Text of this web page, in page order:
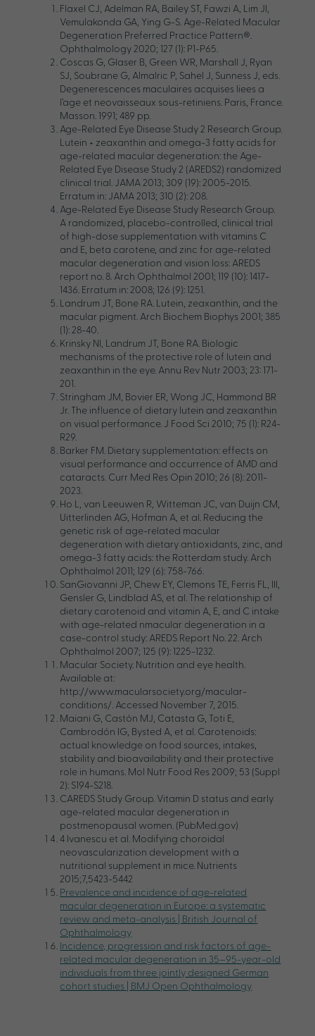
Flaxel CJ, Adelman RA, Bailey ST, Fawzi A, Lim JI,
Vemulakonda GA, Ying G-S. Age-Related Macular
Degeneration Preferred Practice Pattern®.
Ophthalmology 2020; 127 (1): P1-P65.
Coscas G, Glaser B, Green WR, Marshall J, Ryan
SJ, Soubrane G, Almalric P, Sahel J, Sunness J, eds.
Degenerescences maculaires acquises liees a
l’age et neovaisseaux sous-retiniens. Paris, France.
Masson. 1991; 489 pp.
Age-Related Eye Disease Study 2 Research Group.
Lutein + zeaxanthin and omega-3 fatty acids for
age-related macular degeneration: the Age-
Related Eye Disease Study 2 (AREDS2) randomized
clinical trial. JAMA 2013; 309 (19): 2005-2015.
Erratum in: JAMA 2013; 310 (2): 208.
Age-Related Eye Disease Study Research Group.
A randomized, placebo-controlled, clinical trial
of high-dose supplementation with vitamins C
and E, beta carotene, and zinc for age-related
macular degeneration and vision loss: AREDS
report no. 8. Arch Ophthalmol 2001; 119 (10): 1417-
1436. Erratum in: 2008; 126 (9): 1251.
Landrum JT, Bone RA. Lutein, zeaxanthin, and the
macular pigment. Arch Biochem Biophys 2001; 385
(1): 28-40.
Krinsky NI, Landrum JT, Bone RA. Biologic
mechanisms of the protective role of lutein and
zeaxanthin in the eye. Annu Rev Nutr 2003; 23: 171-
201.
Stringham JM, Bovier ER, Wong JC, Hammond BR
Jr. The influence of dietary lutein and zeaxanthin
on visual performance. J Food Sci 2010; 75 (1): R24-
R29.
Barker FM. Dietary supplementation: effects on
visual performance and occurrence of AMD and
cataracts. Curr Med Res Opin 2010; 26 (8): 2011-
2023.
Ho L, van Leeuwen R, Witteman JC, van Duijn CM,
Uitterlinden AG, Hofman A, et al. Reducing the
genetic risk of age-related macular
degeneration with dietary antioxidants, zinc, and
omega-3 fatty acids: the Rotterdam study. Arch
Ophthalmol 2011; 129 (6): 758-766.
SanGiovanni JP, Chew EY, Clemons TE, Ferris FL, III,
Gensler G, Lindblad AS, et al. The relationship of
dietary carotenoid and vitamin A, E, and C intake
with age-related nmacular degeneration in a
case-control study: AREDS Report No. 22. Arch
Ophthalmol 2007; 125 (9): 1225-1232.
Macular Society. Nutrition and eye health.
Available at:
http://www.macularsociety.org/macular-
conditions/. Accessed November 7, 2015.
Maiani G, Castón MJ, Catasta G, Toti E,
Cambrodón IG, Bysted A, et al. Carotenoids:
actual knowledge on food sources, intakes,
stability and bioavailability and their protective
role in humans. Mol Nutr Food Res 2009; 53 (Suppl
2): S194-S218.
CAREDS Study Group. Vitamin D status and early
age-related macular degeneration in
postmenopausal women. (PubMed.gov)
4 Ivanescu et al. Modifying choroidal
neovascularization development with a
nutritional supplement in mice. Nutrients
2015;7,5423-5442
Prevalence and incidence of age-related
macular degeneration in Europe: a systematic
review and meta-analysis | British Journal of
Ophthalmology
Incidence, progression and risk factors of age-
related macular degeneration in 35–95-year-old
individuals from three jointly designed German
cohort studies | BMJ Open Ophthalmology